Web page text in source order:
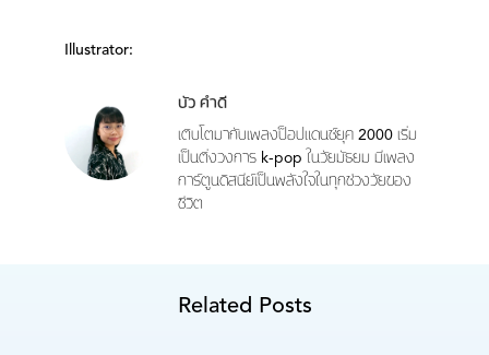
Illustrator:
บัว คำดี
เติบโตมากับเพลงป็อปแดนซ์ยุค 2000 เริ่ม
เป็นติ่งวงการ k-pop ในวัยมัธยม มีเพลง
การ์ตูนดิสนีย์เป็นพลังใจในทุกช่วงวัยของ
ชีวิต
Related Posts